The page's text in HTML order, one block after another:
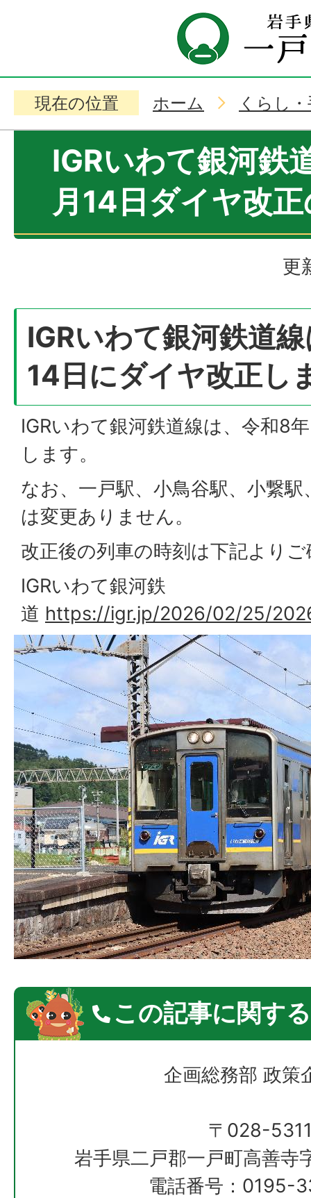
現在の位置 ホーム くらし
IGRいわて銀河鉄
月14日ダイヤ改
更
IGRいわて銀河鉄道
14日にダイヤ改正し
IGRいわて銀河鉄道線は、令和8
します。
なお、一戸駅、小鳥谷駅、小繋
は変更ありません。
改正後の列車の時刻は下記より
IGRいわて銀河鉄
道 https://igr.jp/2026/02/25/
この記事に関す
企画総務部 政策
〒028-
岩手県二戸郡一戸町高善寺
電話番号：0195-